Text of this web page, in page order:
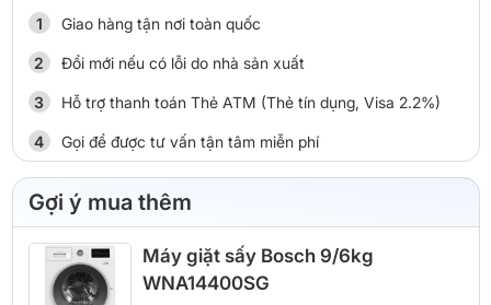
Giao hàng tận nơi toàn quốc
Đổi mới nếu có lỗi do nhà sản xuất
Hỗ trợ thanh toán Thẻ ATM (Thẻ tín dụng, Visa 2.2%)
Gọi để được tư vấn tận tâm miễn phí
Gợi ý mua thêm
Máy giặt sấy Bosch 9/6kg
WNA14400SG